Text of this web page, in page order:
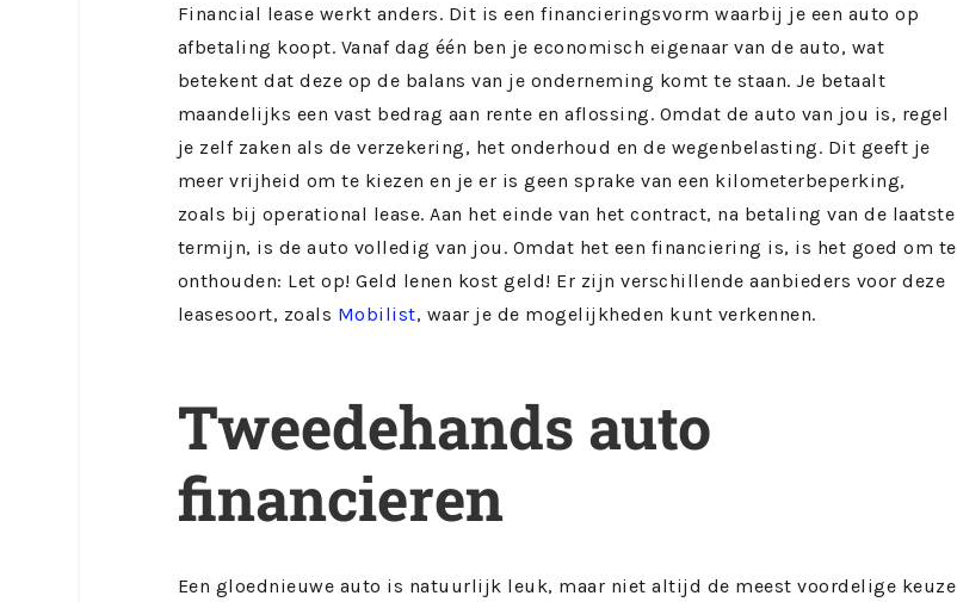
Financial lease werkt anders. Dit is een financieringsvorm waarbij je een auto op
afbetaling koopt. Vanaf dag één ben je economisch eigenaar van de auto, wat
betekent dat deze op de balans van je onderneming komt te staan. Je betaalt
maandelijks een vast bedrag aan rente en aflossing. Omdat de auto van jou is, regel
je zelf zaken als de verzekering, het onderhoud en de wegenbelasting. Dit geeft je
meer vrijheid om te kiezen en je er is geen sprake van een kilometerbeperking,
zoals bij operational lease. Aan het einde van het contract, na betaling van de laatste
termijn, is de auto volledig van jou. Omdat het een financiering is, is het goed om te
onthouden: Let op! Geld lenen kost geld! Er zijn verschillende aanbieders voor deze
leasesoort, zoals Mobilist, waar je de mogelijkheden kunt verkennen.
Tweedehands auto
financieren
Een gloednieuwe auto is natuurlijk leuk, maar niet altijd de meest voordelige keuze